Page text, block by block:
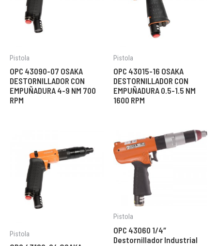
Pistola
OPC 43090-07 OSAKA
DESTORNILLADOR CON
EMPUÑADURA 4-9 NM 700
RPM
Pistola
OPC 43015-16 OSAKA
DESTORNILLADOR CON
EMPUÑADURA 0.5-1.5 NM
1600 RPM
Pistola
Pistola
OPC 43060 1/4″
Destornillador Industrial